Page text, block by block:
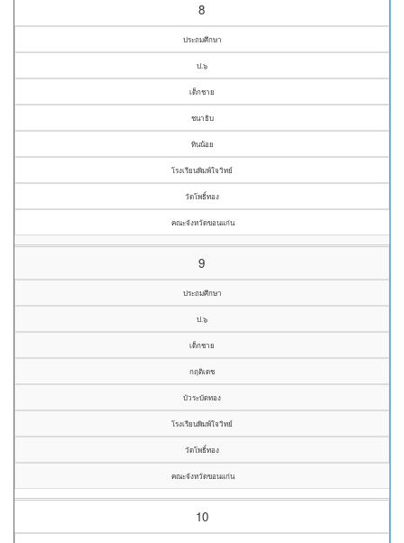
8
ประถมศึกษา
ป.๖
เด็กชาย
ชนาธิบ
ทินน้อย
โรงเรียนพิมพ์ใจวิทย์
วัดโพธิ์ทอง
คณะจังหวัดขอนแก่น
9
ประถมศึกษา
ป.๖
เด็กชาย
กฤติเดช
บัวระบัดทอง
โรงเรียนพิมพ์ใจวิทย์
วัดโพธิ์ทอง
คณะจังหวัดขอนแก่น
10